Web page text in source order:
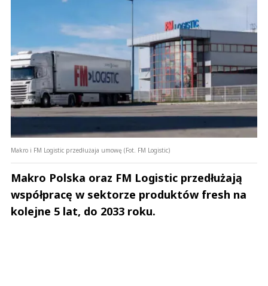
Makro i FM Logistic przedłużaja umowę (Fot. FM Logistic)
Makro Polska oraz FM Logistic przedłużają
współpracę w sektorze produktów fresh na
kolejne 5 lat, do 2033 roku.